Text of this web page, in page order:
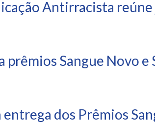
Antirracista
Sangue Novo
dos Prêmios